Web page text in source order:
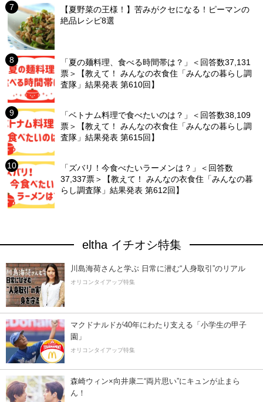
【夏野菜の王様！】苦みがクセになる！ピーマンの
絶品レシピ8選
「夏の麺料理、食べる時間帯は？」＜回答数37,131
票＞【教えて！ みんなの衣食住「みんなの暮らし調
査隊」結果発表 第610回】
「ベトナム料理で食べたいのは？」＜回答数38,109
票＞【教えて！ みんなの衣食住「みんなの暮らし調
査隊」結果発表 第615回】
「ズバリ！今食べたいラーメンは？」＜回答数
37,337票＞【教えて！ みんなの衣食住「みんなの暮
らし調査隊」結果発表 第612回】
eltha イチオシ特集
川島海荷さんと学ぶ 日常に潜む“人身取引”のリアル
オリコンタイアップ特集
マクドナルドが40年にわたり支える「小学生の甲子
園」
オリコンタイアップ特集
森崎ウィン×向井康二“両片思い”にキュンが止まら
ん！